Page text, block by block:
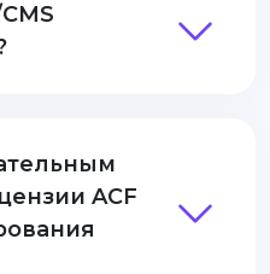
ACF